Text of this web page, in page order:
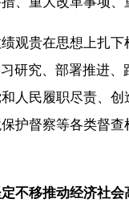
贵在思想上扎下
研究、部署推进
人民履职尽责、
护督察等各类督
不移推动经济社会